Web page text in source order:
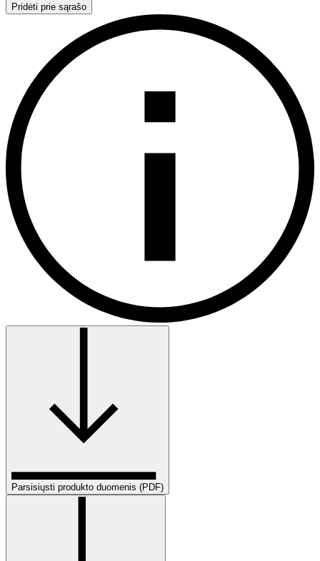
Pridėti prie sąrašo
Parsisiųsti produkto duomenis (PDF)